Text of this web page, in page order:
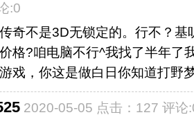
:0
奇不是3D无锁定的。行不？基
格?咱电脑不行^我找了半年了
戏，你这是做白日你知道打野
2020-05-05 点击：127 评论